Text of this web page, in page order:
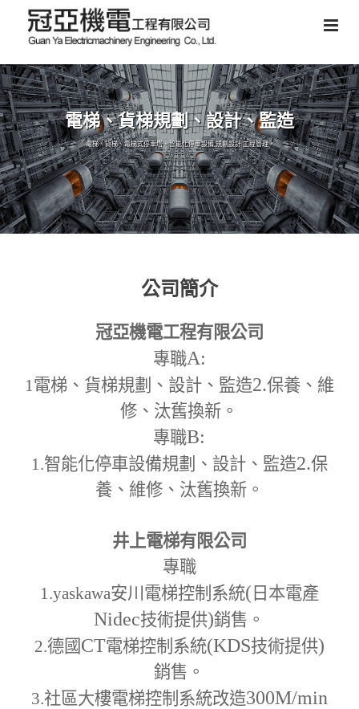
電梯、貨梯規劃、設計、監造
電梯、貨梯、電梯式停車塔、智能化停車設備,規劃設計,工程管理。
公司簡介
冠亞機電工程有限公司
專職A:
1電梯、貨梯規劃、設計、監造2.保養、維
修、汰舊換新。
專職B:
1.智能化停車設備規劃、設計、監造2.保
養、維修、汰舊換新。
井上電梯有限公司
專職
1.yaskawa安川電梯控制系統( 日本電產
Nidec技術提供)銷售。
2.德國 CT電梯控制系統(KDS技術提供)
銷售。
3.社區大樓電梯控制系統改造300M/min